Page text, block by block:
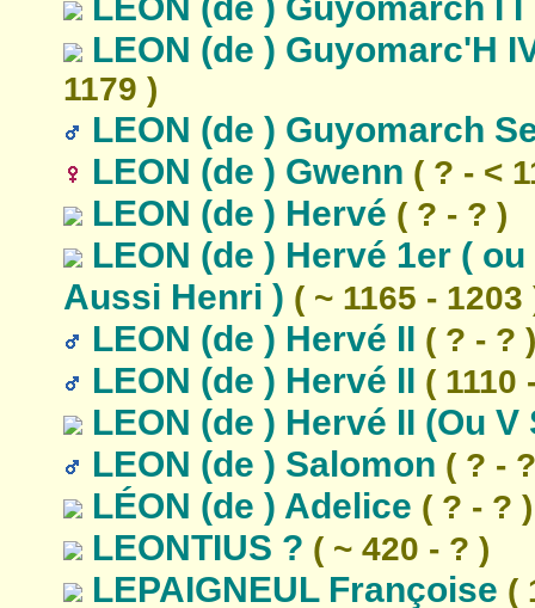
LEON (de ) Guyomarc'H
1179 )
LEON (de ) Guyomarch
LEON (de ) Gwenn ( ? - <
LEON (de ) Hervé ( ? - ? )
LEON (de ) Hervé 1er (
Aussi Henri ) ( ~ 1165 - 1203
LEON (de ) Hervé II ( ? - ? )
LEON (de ) Hervé II ( 1110
LEON (de ) Hervé II (Ou
LEON (de ) Salomon ( ? -
LÉON (de ) Adelice ( ? - ? )
LEONTIUS ? ( ~ 420 - ? )
LEPAIGNEUL Françoise (